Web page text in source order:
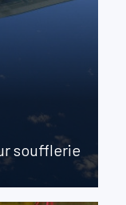
soufflerie